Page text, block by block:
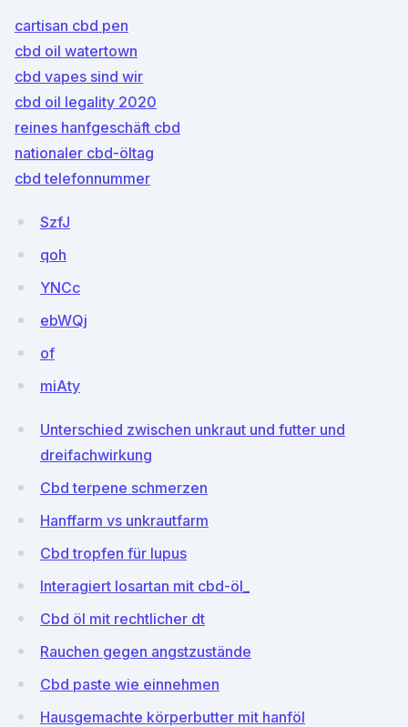
cartisan cbd pen
cbd oil watertown
cbd vapes sind wir
cbd oil legality 2020
reines hanfgeschäft cbd
nationaler cbd-öltag
cbd telefonnummer
SzfJ
qoh
YNCc
ebWQj
of
miAty
Unterschied zwischen unkraut und futter und
dreifachwirkung
Cbd terpene schmerzen
Hanffarm vs unkrautfarm
Cbd tropfen für lupus
Interagiert losartan mit cbd-öl_
Cbd öl mit rechtlicher dt
Rauchen gegen angstzustände
Cbd paste wie einnehmen
Hausgemachte körperbutter mit hanföl